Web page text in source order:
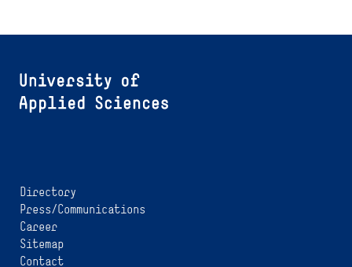
Directory
Press/Communications
Career
Sitemap
Contact